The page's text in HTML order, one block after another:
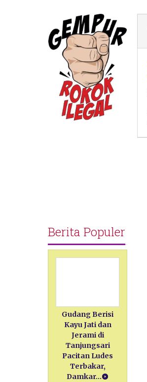
Berita Populer
Gudang Berisi
Kayu Jati dan
Jerami di
Tanjungsari
Pacitan Ludes
Terbakar,
Damkar…